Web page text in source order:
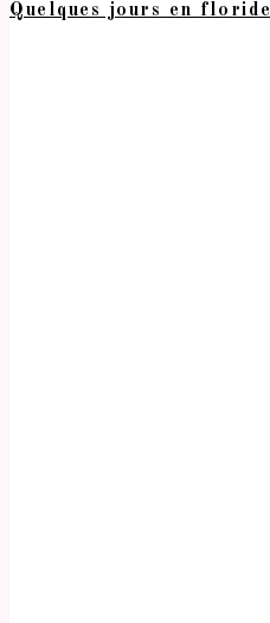
Quelques jours en floride